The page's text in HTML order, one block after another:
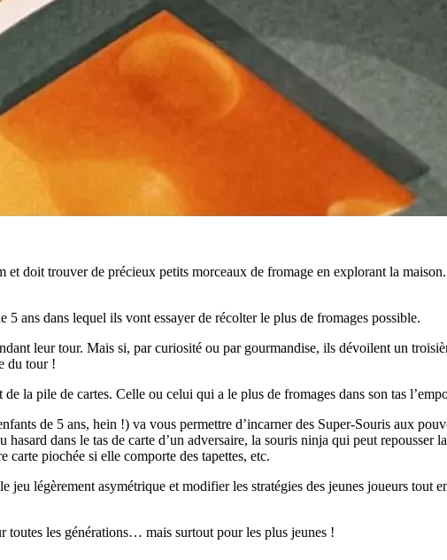
doit trouver de précieux petits morceaux de fromage en explorant la
ans dans lequel ils vont essayer de récolter le plus de fromages possible.
leur tour. Mais si, par curiosité ou par gourmandise, ils dévoilent un
du tour !
la pile de cartes. Celle ou celui qui a le plus de fromages dans son tas
de 5 ans, hein !) va vous permettre d’incarner des Super-Souris aux
dans le tas de carte d’un adversaire, la souris ninja qui peut repousser
carte piochée si elle comporte des tapettes, etc.
jeu légèrement asymétrique et modifier les stratégies des jeunes joueurs tout
toutes les générations… mais surtout pour les plus jeunes !